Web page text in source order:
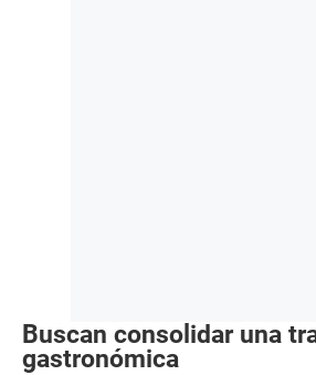
Buscan consolidar una
gastronómica